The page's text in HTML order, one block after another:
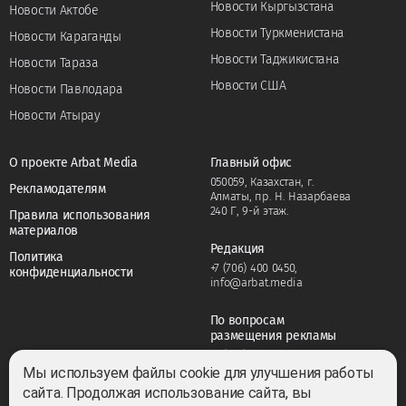
Новости Актобе
Новости Караганды
Новости Тараза
Новости Павлодара
Новости Атырау
Новости Кыргызстана
Новости Туркменистана
Новости Таджикистана
Новости США
О проекте Arbat Media
Рекламодателям
Правила использования
материалов
Политика
конфиденциальности
Главный офис
050059, Казахстан, г.
Алматы, пр. Н. Назарбаева
240 Г, 9-й этаж.
Редакция
+7 (706) 400 0450,
info@arbat.media
По вопросам
размещения рекламы
adv@arbat.media
Мы используем файлы cookie для улучшения работы
сайта. Продолжая использование сайта, вы